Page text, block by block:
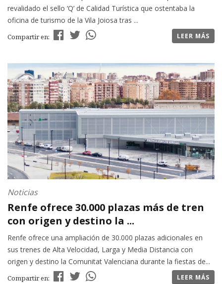
revalidado el sello ‘Q’ de Calidad Turística que ostentaba la
oficina de turismo de la Vila Joiosa tras ...
Compartir en: LEER MÁS
Noticias
Renfe ofrece 30.000 plazas más de tren
con origen y destino la ...
Renfe ofrece una ampliación de 30.000 plazas adicionales en
sus trenes de Alta Velocidad, Larga y Media Distancia con
origen y destino la Comunitat Valenciana durante la fiestas de...
Compartir en: LEER MÁS